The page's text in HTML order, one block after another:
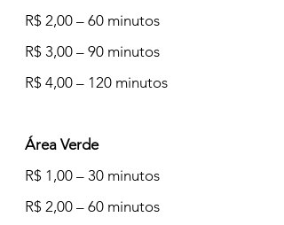
R$ 2,00 – 60 minutos
R$ 3,00 – 90 minutos
R$ 4,00 – 120 minutos
Área Verde
R$ 1,00 – 30 minutos
R$ 2,00 – 60 minutos